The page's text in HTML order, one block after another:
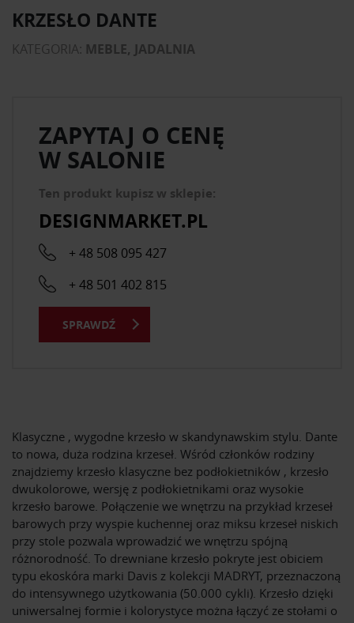
KRZESŁO DANTE
KATEGORIA: MEBLE, JADALNIA
Klasyczne , wygodne krzesło w skandynawskim stylu. Dante
to nowa, duża rodzina krzeseł. Wśród członków rodziny
znajdziemy krzesło klasyczne bez podłokietników , krzesło
dwukolorowe, wersję z podłokietnikami oraz wysokie
krzesło barowe. Połączenie we wnętrzu na przykład krzeseł
barowych przy wyspie kuchennej oraz miksu krzeseł niskich
przy stole pozwala wprowadzić we wnętrzu spójną
różnorodność. To drewniane krzesło pokryte jest obiciem
typu ekoskóra marki Davis z kolekcji MADRYT, przeznaczoną
do intensywnego użytkowania (50.000 cykli). Krzesło dzięki
uniwersalnej formie i kolorystyce można łączyć ze stołami o
ZAPYTAJ O CENĘ
W SALONIE
Ten produkt kupisz w sklepie:
DESIGNMARKET.PL
+ 48 508 095 427
+ 48 501 402 815
SPRAWDŹ